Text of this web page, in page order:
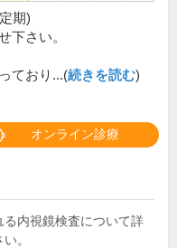
期)
下さい。
ており...(続きを読む)
オンライン診療
る内視鏡検査について詳
。